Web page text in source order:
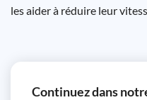
les aider à réduire leur
Continuez dans